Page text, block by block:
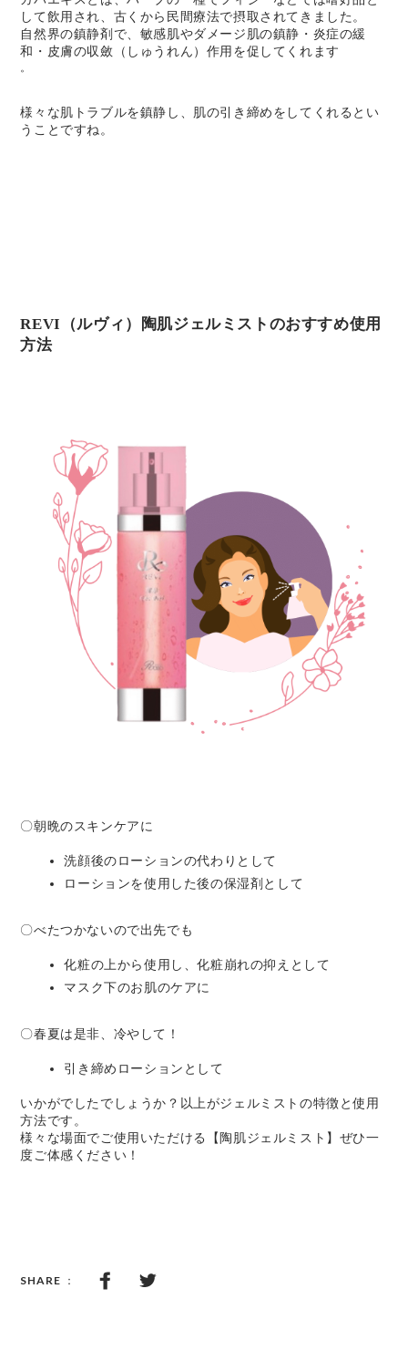
して飲用され、古くから民間療法で摂取されてきました。
自然界の鎮静剤で、敏感肌やダメージ肌の鎮静・炎症の緩
和・皮膚の収斂（しゅうれん）作用を促してくれます
。
様々な肌トラブルを鎮静し、肌の引き締めをしてくれるとい
うことですね。
REVI（ルヴィ）陶肌ジェルミストのおすすめ使用
方法
〇朝晩のスキンケアに
洗顔後のローションの代わりとして
ローションを使用した後の保湿剤として
〇べたつかないので出先でも
化粧の上から使用し、化粧崩れの抑えとして
マスク下のお肌のケアに
〇春夏は是非、冷やして！
引き締めローションとして
いかがでしたでしょうか？以上がジェルミストの特徴と使用
方法です。
様々な場面でご使用いただける【陶肌ジェルミスト】ぜひ一
度ご体感ください！